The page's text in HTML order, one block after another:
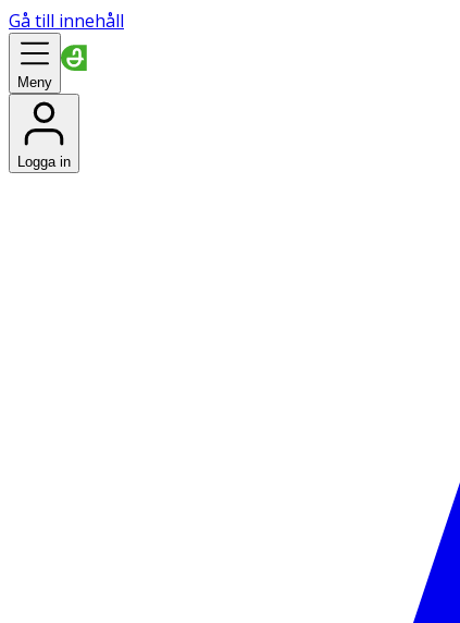
Gå till innehåll
Meny
Logga in